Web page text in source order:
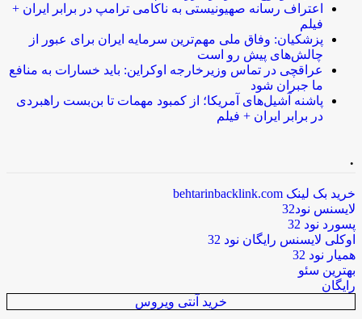
اعتراف رسانه صهیونیستی به ناکامی ترامپ در برابر ایران +
فیلم
پزشکیان: وفاق ملی مهم‌ترین سرمایه ایران برای عبور از
چالش‌های پیش رو است
عراقچی در تماس وزیرخارجه اوکراین: باید خسارات به منافع
ما جبران شود
پاشنه آشیل‌های آمریکا؛ از کمبود مهمات تا بن‌بست راهبردی
در برابر ایران + فیلم
خرید بک لینک behtarinbacklink.com
لایسنس نود32
پسورد نود 32
اوکلی لایسنس رایگان نود 32
همیار نود 32
بهترین سئو
رایگان
خرید آنتی ویروس